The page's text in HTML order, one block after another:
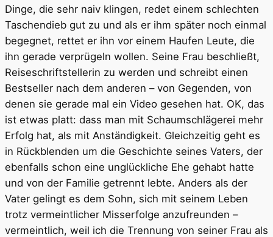
Dinge, die sehr naiv klingen, redet einem schlechten
Taschendieb gut zu und als er ihm später noch einmal
begegnet, rettet er ihn vor einem Haufen Leute, die
ihn gerade verprügeln wollen. Seine Frau beschließt,
Reiseschriftstellerin zu werden und schreibt einen
Bestseller nach dem anderen – von Gegenden, von
denen sie gerade mal ein Video gesehen hat. OK, das
ist etwas platt: dass man mit Schaumschlägerei mehr
Erfolg hat, als mit Anständigkeit. Gleichzeitig geht es
in Rückblenden um die Geschichte seines Vaters, der
ebenfalls schon eine unglückliche Ehe gehabt hatte
und von der Familie getrennt lebte. Anders als der
Vater gelingt es dem Sohn, sich mit seinem Leben
trotz vermeintlicher Misserfolge anzufreunden –
vermeintlich, weil ich die Trennung von seiner Frau als